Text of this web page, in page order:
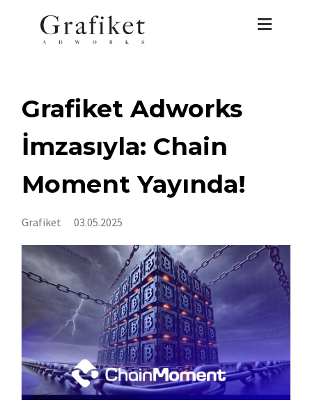
Grafiket Adworks
İmzasıyla: Chain
Moment Yayında!
Grafiket 03.05.2025